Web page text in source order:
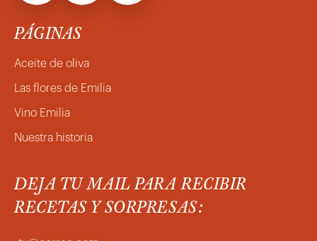
PÁGINAS
Aceite de oliva
Las flores de Emilia
Vino Emilia
Nuestra historia
DEJA TU MAIL PARA RECIBIR
RECETAS Y SORPRESAS: